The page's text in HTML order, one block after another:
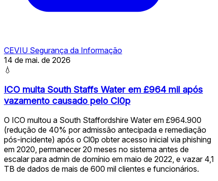
CEVIU Segurança da Informação
14 de mai. de 2026
💧
ICO multa South Staffs Water em £964 mil após
vazamento causado pelo Cl0p
O ICO multou a South Staffordshire Water em £964.900
(redução de 40% por admissão antecipada e remediação
pós-incidente) após o Cl0p obter acesso inicial via phishing
em 2020, permanecer 20 meses no sistema antes de
escalar para admin de domínio em maio de 2022, e vazar 4,1
TB de dados de mais de 600 mil clientes e funcionários.